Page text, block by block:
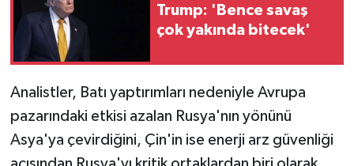
Trump: 'Bence savaş
çok yakında bitecek'
Analistler, Batı yaptırımları nedeniyle Avrupa
pazarındaki etkisi azalan Rusya'nın yönünü
Asya'ya çevirdiğini, Çin'in ise enerji arz güvenliği